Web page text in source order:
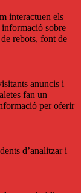
interactuen els
sobre
rebots, font de
anuncis i
fan un
per oferir
d’analitzar i